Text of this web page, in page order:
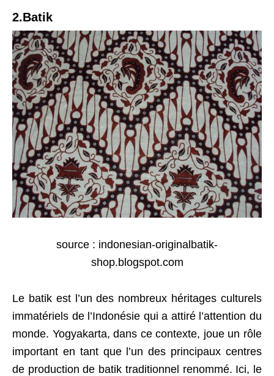
2.Batik
source : indonesian-originalbatik-
shop.blogspot.com
Le batik est l’un des nombreux héritages culturels
immatériels de l’Indonésie qui a attiré l’attention du
monde. Yogyakarta, dans ce contexte, joue un rôle
important en tant que l’un des principaux centres
de production de batik traditionnel renommé. Ici, le